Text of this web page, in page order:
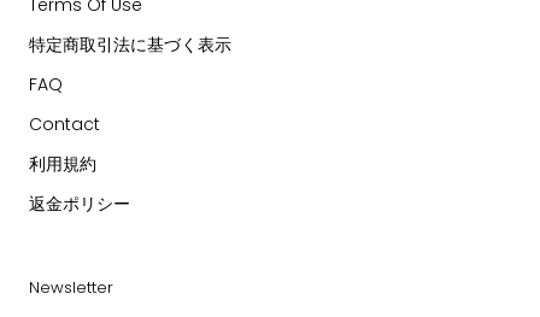
特定商取引法に基づく表示
FAQ
Contact
利用規約
返金ポリシー
Newsletter